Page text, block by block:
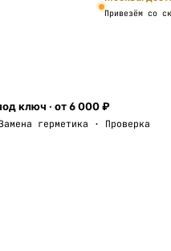
Привезём со
ключ · от 6 000 ₽
герметика · Проверка